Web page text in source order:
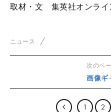
取材・文 集英社オンライ
ニュース
次のペ
画像ギ
1 2